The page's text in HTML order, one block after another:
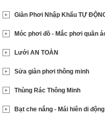
Giàn Phơi Nhập Khẩu TỰ
Móc phơi đồ - Mắc phơi quần
Lưới AN TOÀN
Sửa giàn phơi thông minh
Thùng Rác Thông Minh
Bạt che nắng - Mái hiên di động